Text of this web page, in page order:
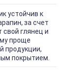
устойчив к
за счет
свой глянец и
проще
продукции,
покрытием.